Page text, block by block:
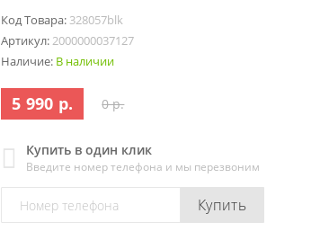
Код Товара: 328057blk
Артикул:2000000037127
Наличие: В наличии
5 990 р. 0 р.
Купить в один клик
Введите номер телефона и мы перезвоним
Купить